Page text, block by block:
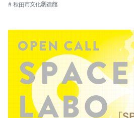
# 秋田市文化創造館